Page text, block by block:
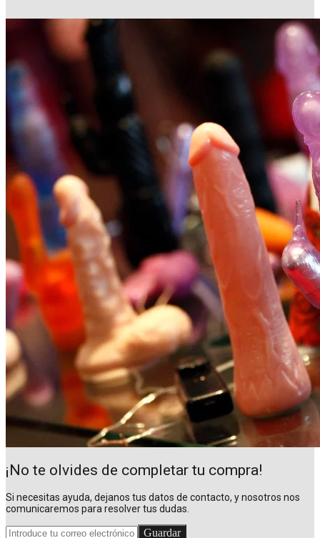
¡No te olvides de completar tu compra!
Si necesitas ayuda, dejanos tus datos de contacto, y nosotros nos
comunicaremos para resolver tus dudas.
Guardar